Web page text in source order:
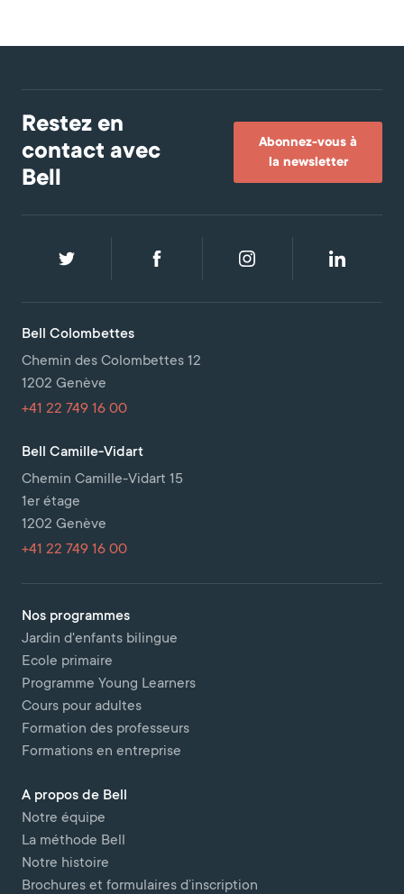
Restez en
contact avec
Bell
Abonnez-vous à
la newsletter
Nos programmes
Jardin d'enfants bilingue
Ecole primaire
Programme Young Learners
Cours pour adultes
Formation des professeurs
Formations en entreprise
A propos de Bell
Notre équipe
La méthode Bell
Notre histoire
Brochures et formulaires d’inscription
Bell Colombettes
Chemin des Colombettes 12
1202 Genève
+41 22 749 16 00
Bell Camille-Vidart
Chemin Camille-Vidart 15
1er étage
1202 Genève
+41 22 749 16 00